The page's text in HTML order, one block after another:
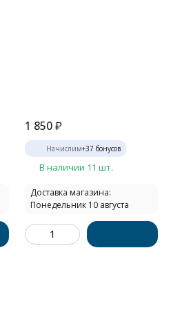
1 850 ₽
Начислим+37 бонусов
В наличии 11 шт.
Доставка магазина:
Понедельник 10 августа